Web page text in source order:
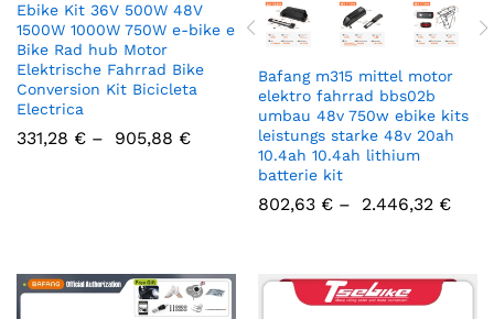
Ebike Kit 36V 500W 48V
1500W 1000W 750W e-bike e
Bike Rad hub Motor
Elektrische Fahrrad Bike
Conversion Kit Bicicleta
Electrica
331,28 € – 905,88 €
Bafang m315 mittel motor
elektro fahrrad bbs02b
umbau 48v 750w ebike kits
leistungs starke 48v 20ah
10.4ah 10.4ah lithium
batterie kit
802,63 € – 2.446,32 €